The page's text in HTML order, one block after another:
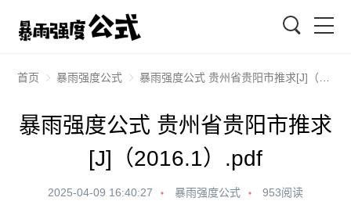
首页 暴雨强度公式 暴雨强度公式 贵州省贵阳市推求[J]（2016.1）.pdf
暴雨强度公式 贵州省贵阳市推求
[J]（2016.1）.pdf
2025-04-09 16:40:27 暴雨强度公式 953阅读